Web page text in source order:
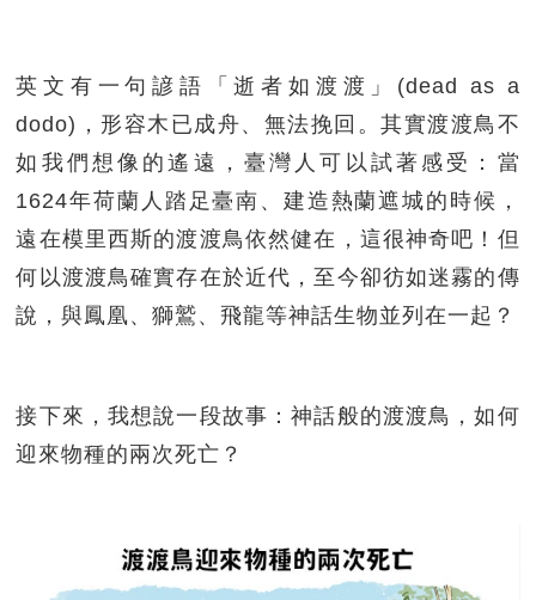
英文有一句諺語「逝者如渡渡」(dead as a
dodo)，形容木已成舟、無法挽回。其實渡渡鳥不
如我們想像的遙遠，臺灣人可以試著感受：當
1624年荷蘭人踏足臺南、建造熱蘭遮城的時候，
遠在模里西斯的渡渡鳥依然健在，這很神奇吧！但
何以渡渡鳥確實存在於近代，至今卻彷如迷霧的傳
說，與鳳凰、獅鷲、飛龍等神話生物並列在一起？
接下來，我想說一段故事：神話般的渡渡鳥，如何
迎來物種的兩次死亡？